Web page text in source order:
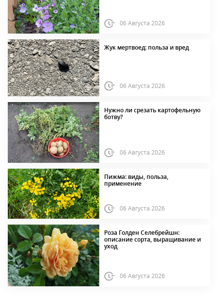
06 Августа 2026
Жук мертвоед: польза и вред
06 Августа 2026
Нужно ли срезать картофельную
ботву?
06 Августа 2026
Пижма: виды, польза,
применение
06 Августа 2026
Роза Голден Селебрейшн:
описание сорта, выращивание и
уход
06 Августа 2026